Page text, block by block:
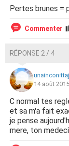
Pertes brunes =
Commenter
RÉPONSE 2 / 4
14 août
C normal tes
et sa m'a fait
je pense
mere, ton